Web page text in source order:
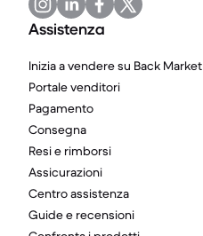
Assistenza
Inizia a vendere su Back Market
Portale venditori
Pagamento
Consegna
Resi e rimborsi
Assicurazioni
Centro assistenza
Guide e recensioni